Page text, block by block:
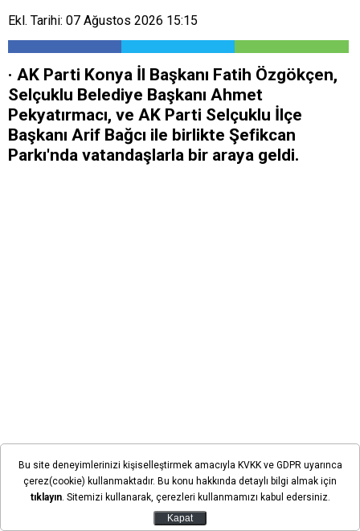
Ekl. Tarihi: 07 Ağustos 2026 15:15
· AK Parti Konya İl Başkanı Fatih Özgökçen,
Selçuklu Belediye Başkanı Ahmet
Pekyatırmacı, ve AK Parti Selçuklu İlçe
Başkanı Arif Bağcı ile birlikte Şefikcan
Parkı'nda vatandaşlarla bir araya geldi.
Bu site deneyimlerinizi kişiselleştirmek amacıyla KVKK ve GDPR uyarınca
çerez(cookie) kullanmaktadır. Bu konu hakkında detaylı bilgi almak için
tıklayın. Sitemizi kullanarak, çerezleri kullanmamızı kabul edersiniz.
Kapat